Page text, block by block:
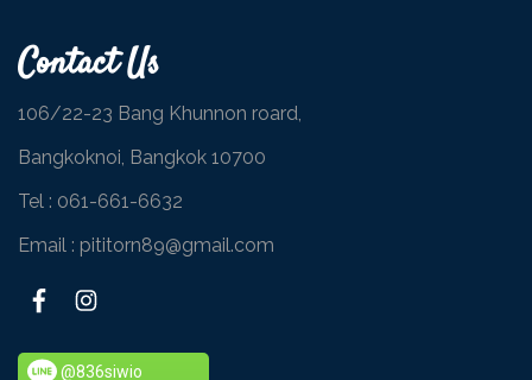
Contact Us
106/22-23 Bang Khunnon roard,
Bangkoknoi, Bangkok 10700
Tel : 061-661-6632
Email : pititorn89@gmail.com
@836siwio